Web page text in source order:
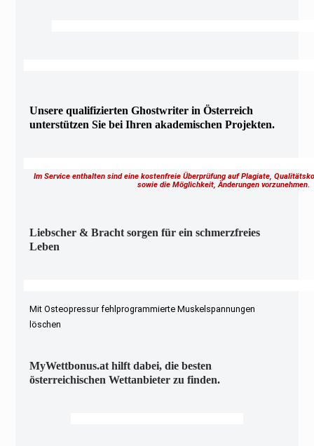
Unsere qualifizierten Ghostwriter in Österreich
unterstützen Sie bei Ihren akademischen Projekten.
Im Service enthalten sind eine kostenfreie Überprüfung auf Plagiate,
sowie die Möglichkeit, Änderungen vorzunehmen.
Liebscher & Bracht sorgen für ein schmerzfreies
Leben
Mit Osteopressur fehlprogrammierte Muskelspannungen
löschen
MyWettbonus.at hilft dabei, die besten
österreichischen Wettanbieter zu finden.